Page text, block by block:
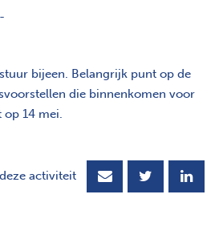
bijeen. Belangrijk punt op de
die binnenkomen voor
op 14 mei.
activiteit